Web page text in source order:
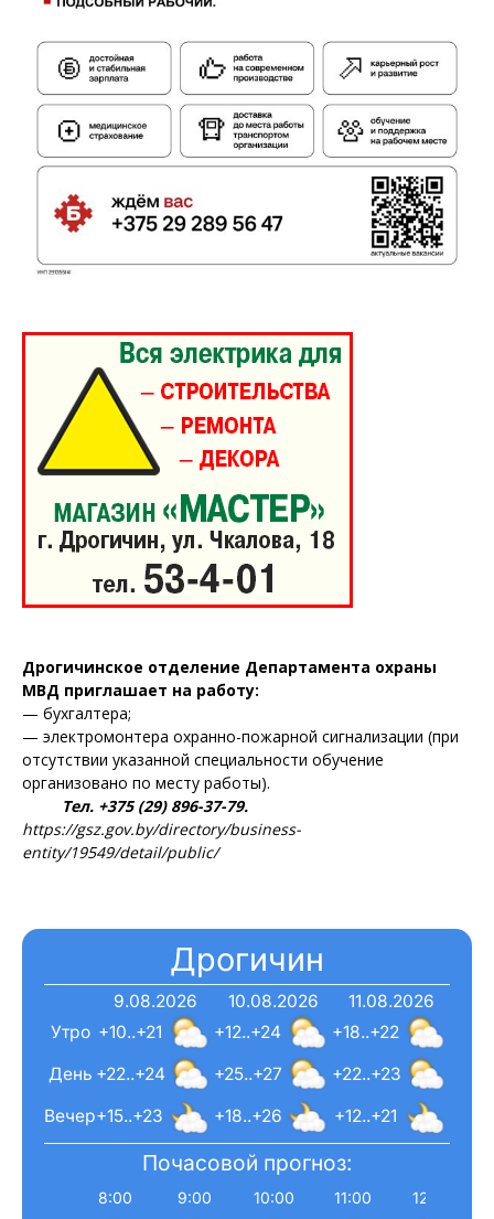
Дрогичинское отделение Департамента охраны
МВД приглашает на работу:
— бухгалтера;
— электромонтера охранно-пожарной сигнализации (при
отсутствии указанной специальности обучение
организовано по месту работы).
Тел. +375 (29) 896-37-79.
https://gsz.gov.by/directory/business-
entity/19549/detail/public/
Дрогичин
9.08.2026
+10..+21
+22..+24
+15..+23
10.08.2026
+12..+24
+25..+27
+18..+26
11.08.2026
+18..+22
+22..+23
+12..+21
Вечер
День
Утро
Почасовой прогноз:
8:00 9:00 10:00 11:00 12:00